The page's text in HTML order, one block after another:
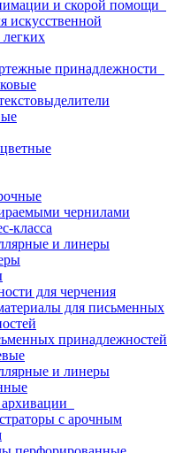
и скорой помощи
искусственной
принадлежности
чернилами
класса
и линеры
для черчения
для письменных
принадлежностей
и линеры
с арочным